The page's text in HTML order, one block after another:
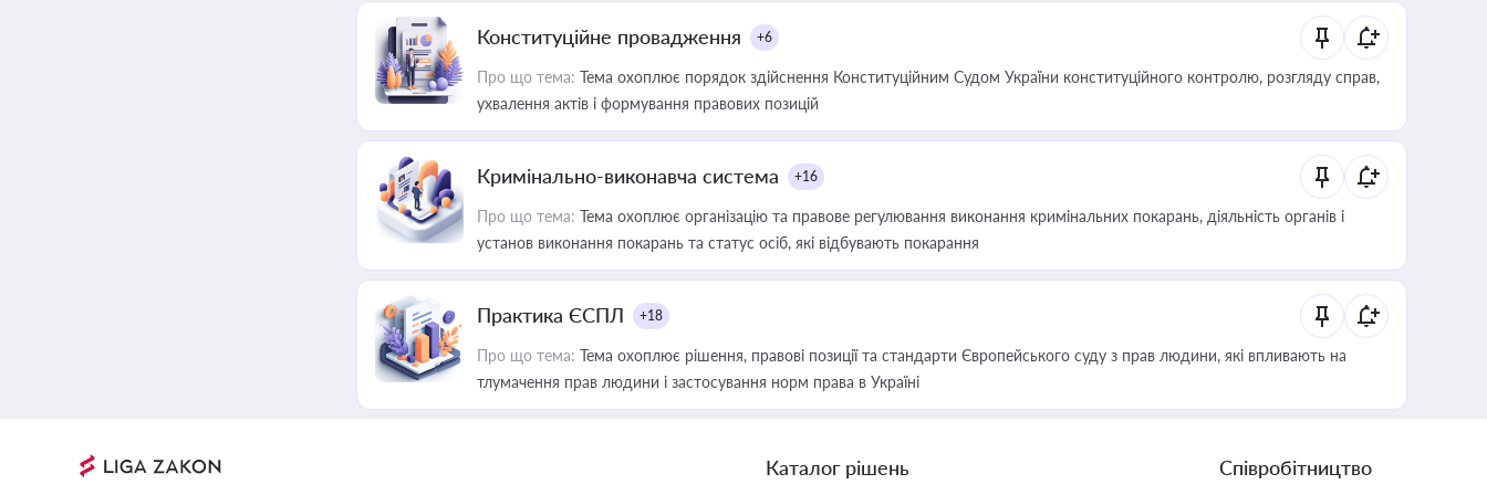
Конституційне провадження +6
Про що тема: Тема охоплює порядок здійснення Конституційним Судом України конституційного контролю, розгляду справ,
ухвалення актів і формування правових позицій
Кримінально-виконавча система +16
Про що тема: Тема охоплює організацію та правове регулювання виконання кримінальних покарань, діяльність органів і
установ виконання покарань та статус осіб, які відбувають покарання
Практика ЄСПЛ +18
Про що тема: Тема охоплює рішення, правові позиції та стандарти Європейського суду з прав людини, які впливають на
тлумачення прав людини і застосування норм права в Україні
Каталог рішень Співробітництво